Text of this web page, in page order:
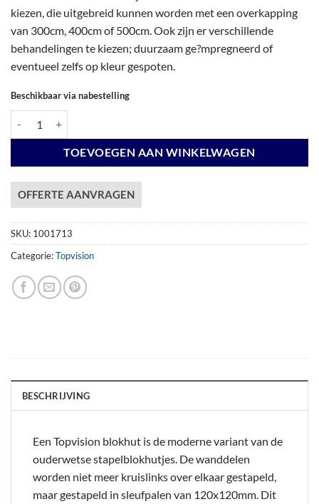
kiezen, die uitgebreid kunnen worden met een overkapping
van 300cm, 400cm of 500cm. Ook zijn er verschillende
behandelingen te kiezen; duurzaam ge?mpregneerd of
eventueel zelfs op kleur gespoten.
Beschikbaar via nabestelling
TOEVOEGEN AAN WINKELWAGEN
OFFERTE AANVRAGEN
SKU: 1001713
Categorie:Topvision
BESCHRIJVING
Een Topvision blokhut is de moderne variant van de
ouderwetse stapelblokhutjes. De wanddelen
worden niet meer kruislinks over elkaar gestapeld,
maar gestapeld in sleufpalen van 120x120mm. Dit